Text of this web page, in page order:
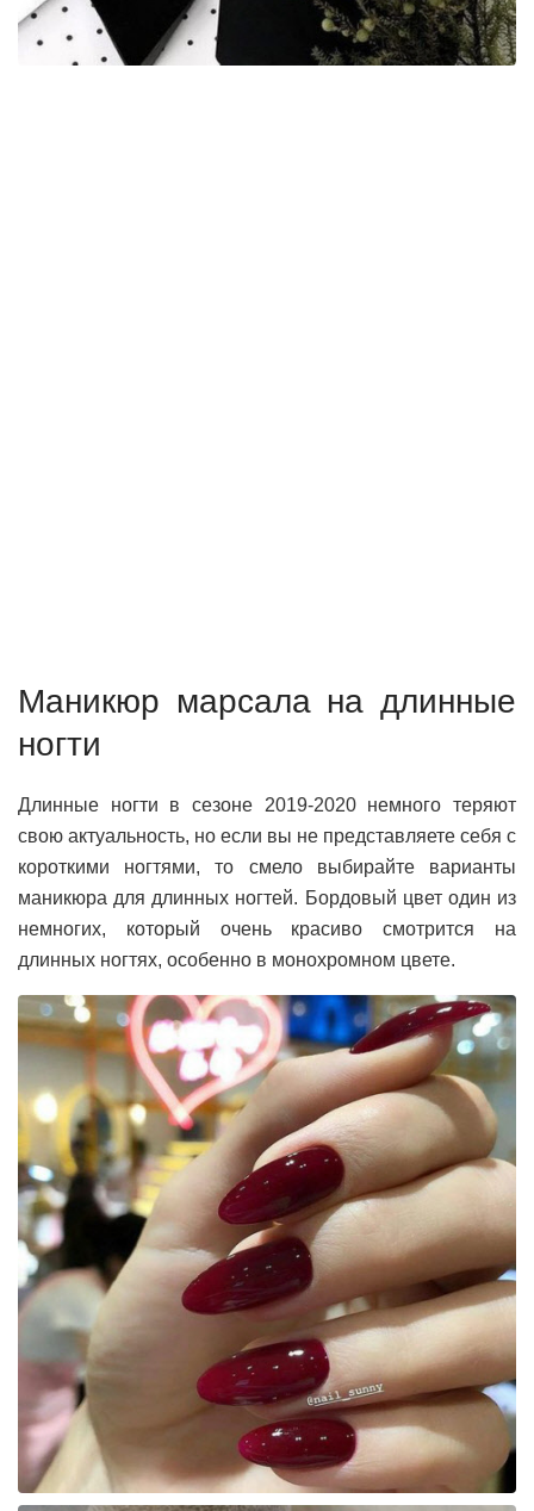
Маникюр марсала на длинные
ногти
Длинные ногти в сезоне 2019-2020 немного теряют
свою актуальность, но если вы не представляете себя с
короткими ногтями, то смело выбирайте варианты
маникюра для длинных ногтей. Бордовый цвет один из
немногих, который очень красиво смотрится на
длинных ногтях, особенно в монохромном цвете.